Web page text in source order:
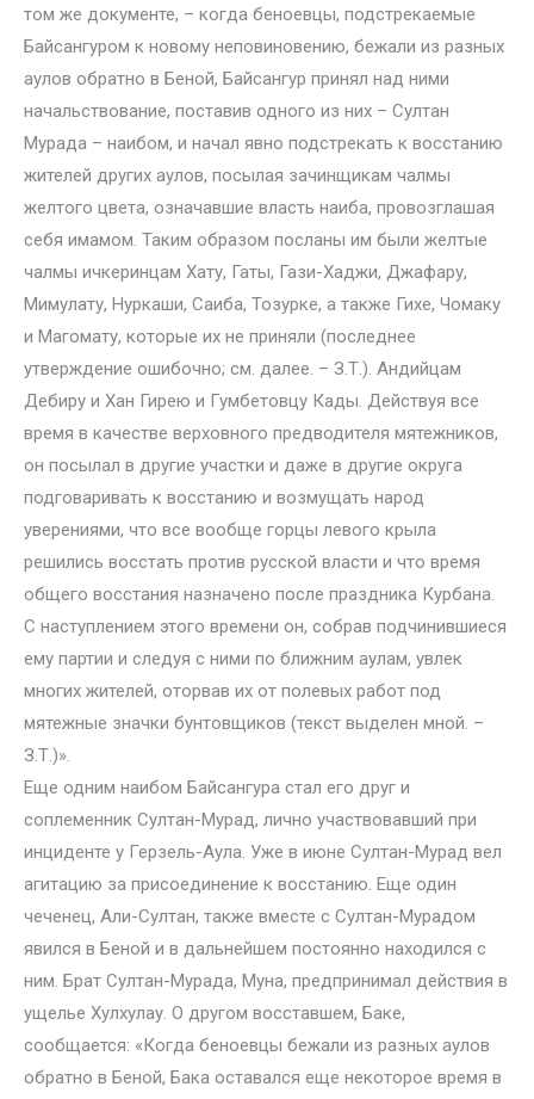
том же документе, – когда беноевцы, подстрекаемые
Байсангуром к новому неповиновению, бежали из разных
аулов обратно в Беной, Байсангур принял над ними
начальствование, поставив одного из них – Султан
Мурада – наибом, и начал явно подстрекать к восстанию
жителей других аулов, посылая зачинщикам чалмы
желтого цвета, означавшие власть наиба, провозглашая
себя имамом. Таким образом посланы им были желтые
чалмы ичкеринцам Хату, Гаты, Гази-Хаджи, Джафару,
Мимулату, Нуркаши, Саиба, Тозурке, а также Гихе, Чомаку
и Магомату, которые их не приняли (последнее
утверждение ошибочно; см. далее. – З.Т.). Андийцам
Дебиру и Хан Гирею и Гумбетовцу Кады. Действуя все
время в качестве верховного предводителя мятежников,
он посылал в другие участки и даже в другие округа
подговаривать к восстанию и возмущать народ
уверениями, что все вообще горцы левого крыла
решились восстать против русской власти и что время
общего восстания назначено после праздника Курбана.
С наступлением этого времени он, собрав подчинившиеся
ему партии и следуя с ними по ближним аулам, увлек
многих жителей, оторвав их от полевых работ под
мятежные значки бунтовщиков (текст выделен мной. –
З.Т.)».
Еще одним наибом Байсангура стал его друг и
соплеменник Султан-Мурад, лично участвовавший при
инциденте у Герзель-Аула. Уже в июне Султан-Мурад вел
агитацию за присоединение к восстанию. Еще один
чеченец, Али-Султан, также вместе с Султан-Мурадом
явился в Беной и в дальнейшем постоянно находился с
ним. Брат Султан-Мурада, Муна, предпринимал действия в
ущелье Хулхулау. О другом восставшем, Баке,
сообщается: «Когда беноевцы бежали из разных аулов
обратно в Беной, Бака оставался еще некоторое время в